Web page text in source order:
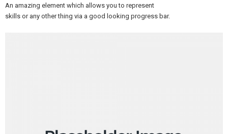
An amazing element which allows you to represent
skills or any other thing via a good looking progress bar.